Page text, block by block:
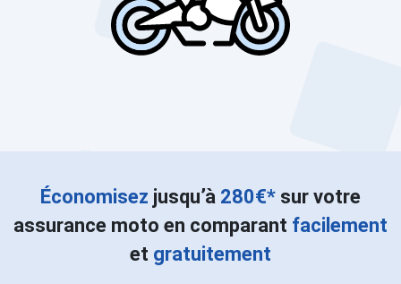
Économisez jusqu’à 280€* sur votre
assurance moto en comparant facilement
et gratuitement